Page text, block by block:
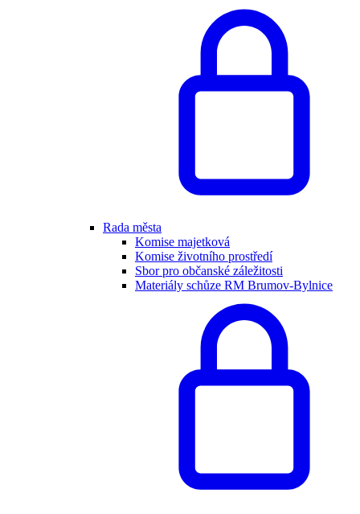
Rada města
Komise majetková
Komise životního prostředí
Sbor pro občanské záležitosti
Materiály schůze RM Brumov-Bylnice